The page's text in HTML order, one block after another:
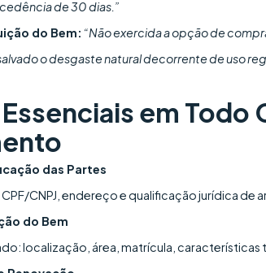
de 30 dias.”
do Bem: “Não exercida a opção de
o desgaste natural decorrente de uso
em Todo
das Partes
CNPJ, endereço e qualificação jurídica de
do Bem
localização, área, matrícula, características